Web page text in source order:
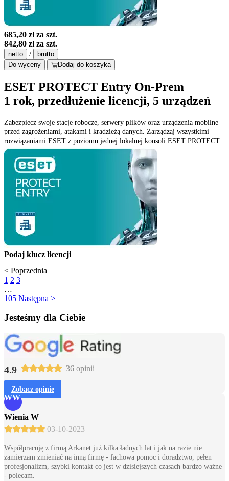
685,20 złza szt.
842,80 złza szt.
netto /
brutto
Do wyceny
Dodaj do koszyka
ESET PROTECT Entry On-Prem
1 rok, przedłużenie licencji, 5 urządzeń
Zabezpiecz swoje stacje robocze, serwery plików oraz urządzenia mobilne
przed zagrożeniami, atakami i kradzieżą danych. Zarządzaj wszystkimi
rozwiązaniami ESET z poziomu jednej lokalnej konsoli ESET PROTECT.
Podaj klucz licencji
< Poprzednia
1 2 3
…
105 Następna >
Jesteśmy dla Ciebie
4.9 36 opinii
Zobacz opinie
WW
Wienia W
03-10-2023
Współpracuję z firmą Arkanet już kilka ładnych lat i jak na razie nie
zamierzam zmieniać na inną firmę - fachowa pomoc i doradztwo, pełen
profesjonalizm, szybki kontakt co jest w dzisiejszych czasach bardzo ważne
- polecam.